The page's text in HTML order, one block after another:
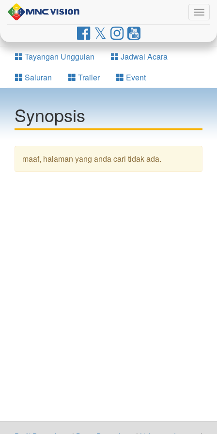
Tayangan Unggulan
Jadwal Acara
Saluran
Trailer Event
Synopsis
maaf, halaman yang anda cari tidak ada.